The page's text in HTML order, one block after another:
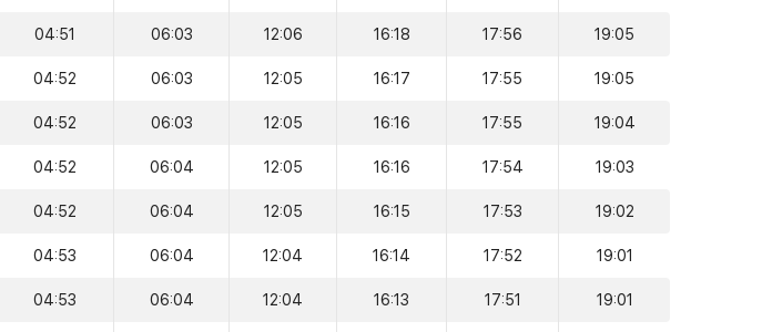
04:51 06:03 12:06 16:18 17:56 19:05
04:52 06:03 12:05 16:17 17:55 19:05
04:52 06:03 12:05 16:16 17:55 19:04
04:52 06:04 12:05 16:16 17:54 19:03
04:52 06:04 12:05 16:15 17:53 19:02
04:53 06:04 12:04 16:14 17:52 19:01
04:53 06:04 12:04 16:13 17:51 19:01